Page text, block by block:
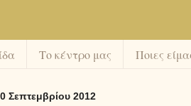
Το κέντρο μας Ποιες
Σεπτεμβρίου 2012